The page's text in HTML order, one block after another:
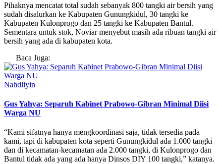
Pihaknya mencatat total sudah sebanyak 800 tangki air bersih yang
sudah disalurkan ke Kabupaten Gunungkidul, 30 tangki ke
Kabupaten Kulonprogo dan 25 tangki ke Kabupaten Bantul.
Sementara untuk stok, Noviar menyebut masih ada ribuan tangki air
bersih yang ada di kabupaten kota.
Baca Juga:
Nahdliyin
Gus Yahya: Separuh Kabinet Prabowo-Gibran Minimal Diisi
Warga NU
“Kami sifatnya hanya mengkoordinasi saja, tidak tersedia pada
kami, tapi di kabupaten kota seperti Gunungkidul ada 1.000 tangki
dan di kecamatan-kecamatan ada 2.000 tangki, di Kulonprogo dan
Bantul tidak ada yang ada hanya Dinsos DIY 100 tangki,” katanya.